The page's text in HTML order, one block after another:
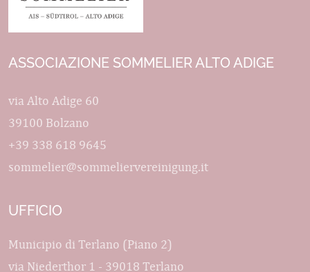
ASSOCIAZIONE SOMMELIER ALTO ADIGE
via Alto Adige 60
39100 Bolzano
+39 338 618 9645
sommelier@sommeliervereinigung.it
UFFICIO
Municipio di Terlano (Piano 2)
via Niederthor 1 - 39018 Terlano